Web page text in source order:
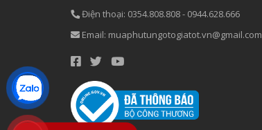
Điện thoại: 0354.808.808- 0944.628.666
Email: muaphutungotogiatot.vn@gmail.com